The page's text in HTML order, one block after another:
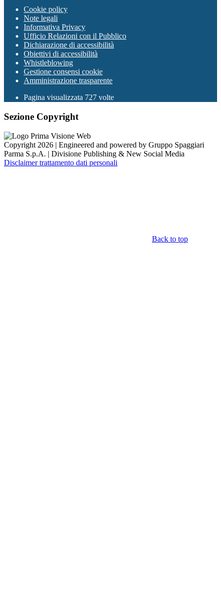
Cookie policy
Note legali
Informativa Privacy
Ufficio Relazioni con il Pubblico
Dichiarazione di accessibilità
Obiettivi di accessibilità
Whistleblowing
Gestione consensi cookie
Amministrazione trasparente
Pagina visualizzata 727 volte
Sezione Copyright
Copyright 2026 | Engineered and powered by Gruppo Spaggiari
Parma S.p.A. | Divisione Publishing & New Social Media
Disclaimer trattamento dati personali
Back to top